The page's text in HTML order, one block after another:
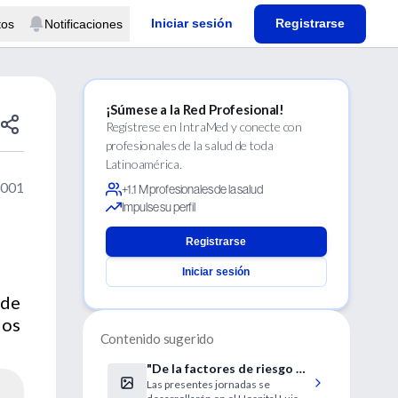
Notificaciones Iniciar sesión Registrarse
¡Súmese a la Red Profesional!
Regístrese en IntraMed y conecte con
profesionales de la salud de toda
Latinoamérica.
+1.1 M profesionales de la salud
Impulse su perfil
Registrarse
Iniciar sesión
Contenido sugerido
"De la factores de riesgo a
los síndromes coronarios"
Las presentes jornadas se